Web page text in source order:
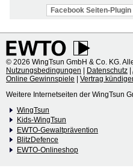
Facebook Seiten-
© 2026 WingTsun GmbH & Co. KG.
Nutzungsbedingungen | Datenschutz |
Online Gewinnspiele | Vertrag
Weitere Internetseiten der WingTsun
WingTsun
Kids-WingTsun
EWTO-Gewaltprävention
BlitzDefence
EWTO-Onlineshop